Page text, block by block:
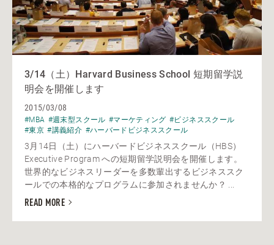
3/14（土）Harvard Business School 短期留学説
明会を開催します
2015/03/08
#MBA #週末型スクール #マーケティング #ビジネススクール
#東京 #講義紹介 #ハーバードビジネススクール
3月14日（土）にハーバードビジネススクール（HBS）
Executive Program への短期留学説明会を開催します。
世界的なビジネスリーダーを多数輩出するビジネススク
ールでの本格的なプログラムに参加されませんか？ ...
READ MORE